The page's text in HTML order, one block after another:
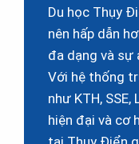
Du học Thụy
nên hấp dẫn
đa dạng và sự
Với hệ thống
như KTH,
hiện đại và cơ